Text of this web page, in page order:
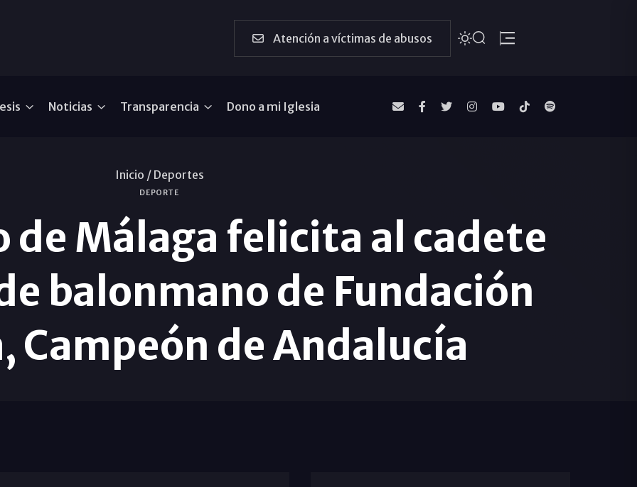
Atención a víctimas de abusos
Noticias Transparencia Dono a mi Iglesia
Inicio / Deportes
DEPORTE
de Málaga felicita al cadete
balonmano de Fundación
Campeón de Andalucía